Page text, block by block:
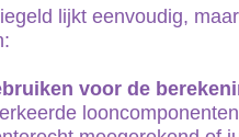
lijkt eenvoudig,
voor de